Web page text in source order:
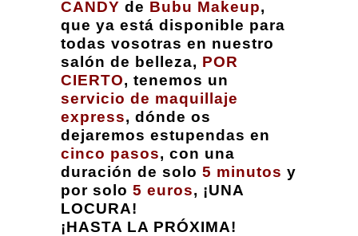
CANDY de Bubu Makeup,
que ya está disponible para
todas vosotras en nuestro
salón de belleza, POR
CIERTO, tenemos un
servicio de maquillaje
express, dónde os
dejaremos estupendas en
cinco pasos, con una
duración de solo 5 minutos y
por solo 5 euros, ¡UNA
LOCURA!
¡HASTA LA PRÓXIMA!